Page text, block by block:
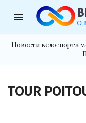
menu
Новости велоспорта
TOUR